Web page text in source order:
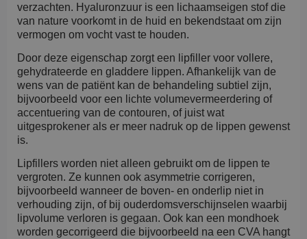
verzachten. Hyaluronzuur is een lichaamseigen stof die
van nature voorkomt in de huid en bekendstaat om zijn
vermogen om vocht vast te houden.
Door deze eigenschap zorgt een lipfiller voor vollere,
gehydrateerde en gladdere lippen. Afhankelijk van de
wens van de patiënt kan de behandeling subtiel zijn,
bijvoorbeeld voor een lichte volumevermeerdering of
accentuering van de contouren, of juist wat
uitgesprokener als er meer nadruk op de lippen gewenst
is.
Lipfillers worden niet alleen gebruikt om de lippen te
vergroten. Ze kunnen ook asymmetrie corrigeren,
bijvoorbeeld wanneer de boven- en onderlip niet in
verhouding zijn, of bij ouderdomsverschijnselen waarbij
lipvolume verloren is gegaan. Ook kan een mondhoek
worden gecorrigeerd die bijvoorbeeld na een CVA hangt